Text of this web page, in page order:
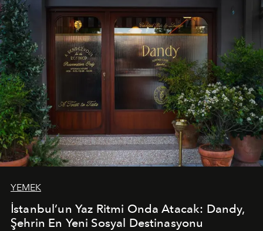
Paylaşıma, lezzete ve müziğe odaklanan bu özel
akşamlar, YAZ’ın sade lüks anlayışını gün batımından
geceye taşıyarak her hafta farklı bir deneyim sunuyor.
YEMEK
İstanbul’un Yaz Ritmi Onda Atacak: Dandy,
Şehrin En Yeni Sosyal Destinasyonu